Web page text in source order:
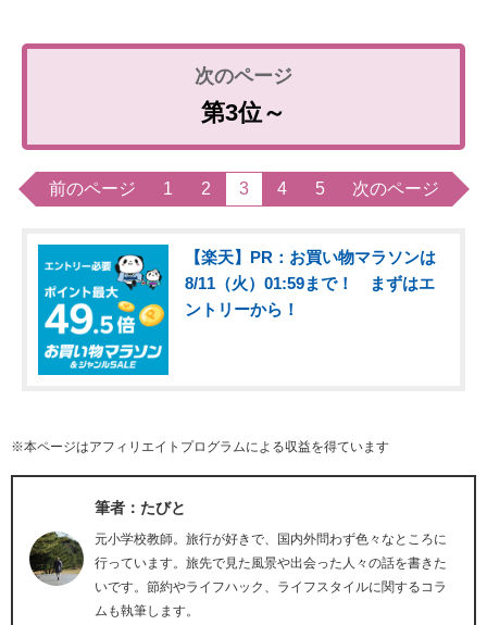
第3位～
前のページ 1 2 3 4 5 次のページ
【楽天】PR：お買い物マラソンは
8/11（火）01:59まで！ まずはエ
ントリーから！
※本ページはアフィリエイトプログラムによる収益を得ています
筆者：たびと
元小学校教師。旅行が好きで、国内外問わず色々なところに
行っています。旅先で見た風景や出会った人々の話を書きた
いです。節約やライフハック、ライフスタイルに関するコラ
ムも執筆します。